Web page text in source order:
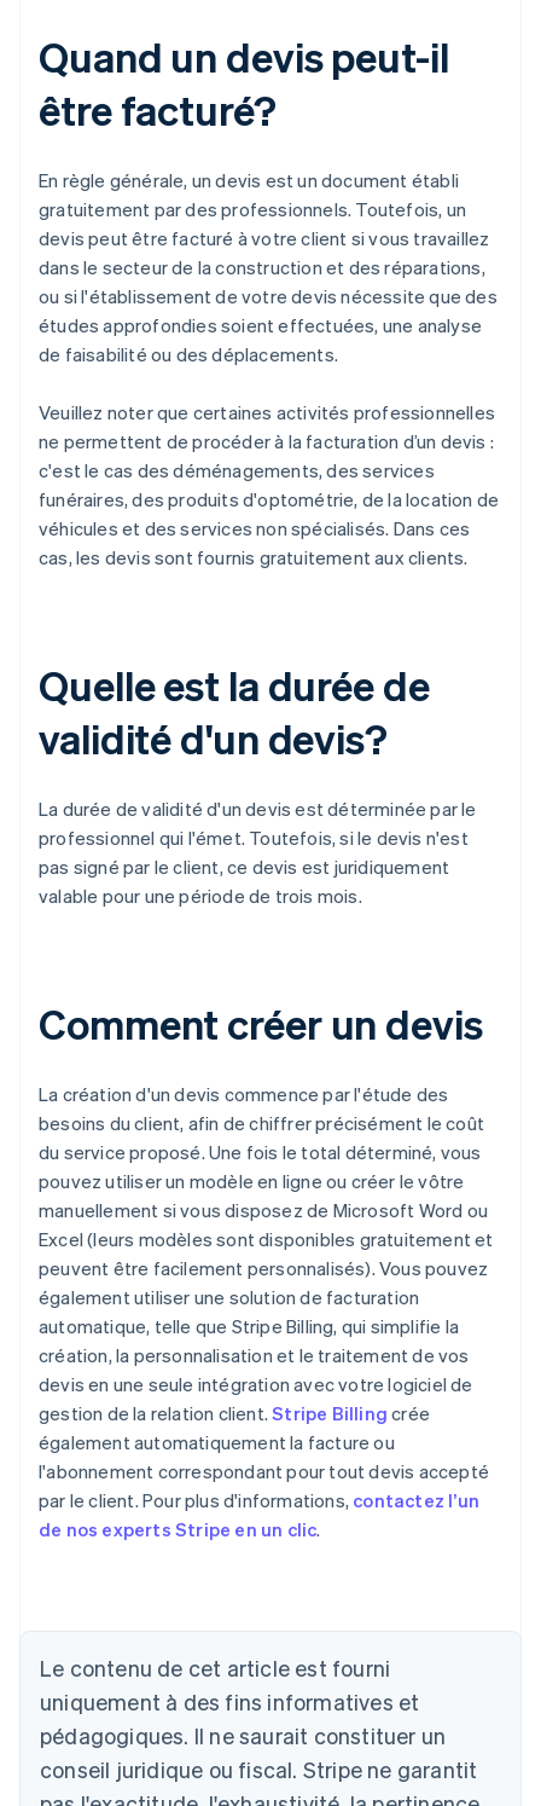
Quand un devis peut-il
être facturé?
En règle générale, un devis est un document établi
gratuitement par des professionnels. Toutefois, un
devis peut être facturé à votre client si vous travaillez
dans le secteur de la construction et des réparations,
ou si l'établissement de votre devis nécessite que des
études approfondies soient effectuées, une analyse
de faisabilité ou des déplacements.
Veuillez noter que certaines activités professionnelles
ne permettent de procéder à la facturation d’un devis :
c'est le cas des déménagements, des services
funéraires, des produits d'optométrie, de la location de
véhicules et des services non spécialisés. Dans ces
cas, les devis sont fournis gratuitement aux clients.
Quelle est la durée de
validité d'un devis?
La durée de validité d'un devis est déterminée par le
professionnel qui l'émet. Toutefois, si le devis n'est
pas signé par le client, ce devis est juridiquement
valable pour une période de trois mois.
Comment créer un devis
La création d'un devis commence par l'étude des
besoins du client, afin de chiffrer précisément le coût
du service proposé. Une fois le total déterminé, vous
pouvez utiliser un modèle en ligne ou créer le vôtre
manuellement si vous disposez de Microsoft Word ou
Excel (leurs modèles sont disponibles gratuitement et
peuvent être facilement personnalisés). Vous pouvez
également utiliser une solution de facturation
automatique, telle que Stripe Billing, qui simplifie la
création, la personnalisation et le traitement de vos
devis en une seule intégration avec votre logiciel de
gestion de la relation client.Stripe Billing crée
également automatiquement la facture ou
l'abonnement correspondant pour tout devis accepté
par le client. Pour plus d'informations, contactez l’un
de nos experts Stripe en un clic.
Le contenu de cet article est fourni
uniquement à des fins informatives et
pédagogiques. Il ne saurait constituer un
conseil juridique ou fiscal. Stripe ne garantit
Australie
Autriche
DeutschEnglish
Belgique
NederlandsFrançais DeutschEnglish